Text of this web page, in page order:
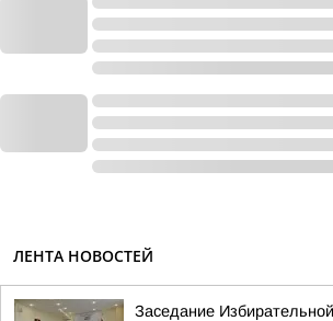
ЛЕНТА НОВОСТЕЙ
Заседание